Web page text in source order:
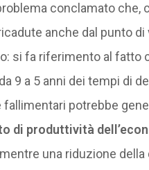
conclamato che,
anche dal punto di
si fa riferimento al fatto
9 a 5 anni dei tempi di
fallimentari potrebbe
di produttività
una riduzione della